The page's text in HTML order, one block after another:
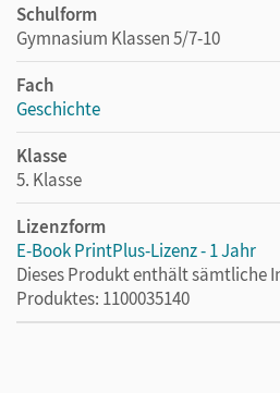
Schulform
Gymnasium Klassen 5/7-10
Fach
Geschichte
Klasse
5. Klasse
Lizenzform
E-Book PrintPlus-Lizenz - 1 Jahr
Dieses Produkt enthält sämtliche
Produktes: 1100035140